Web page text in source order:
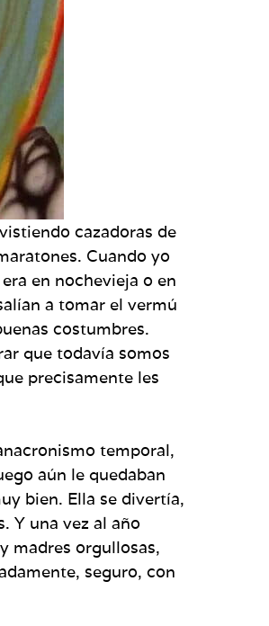
cazadoras de
Cuando yo
en nochevieja o en
a tomar el vermú
costumbres.
que todavía somos
precisamente les
temporal,
aún le quedaban
bien. Ella se divertía,
Y una vez al año
madres orgullosas,
seguro, con